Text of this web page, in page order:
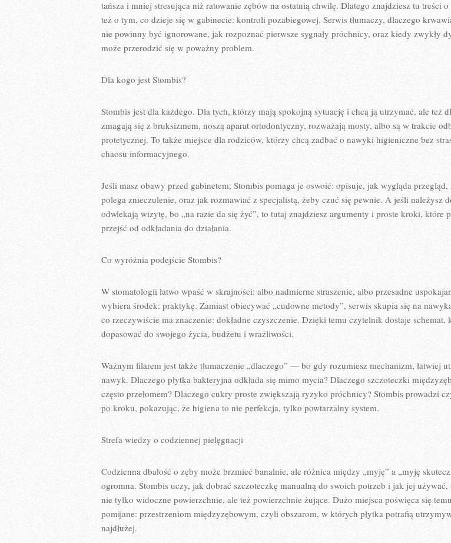
tańsza i mniej stresująca niż ratowanie zębów na ostatnią chwilę. Dlatego znajdziesz tu treści
też o tym, co dzieje się w gabinecie: kontroli pozabiegowej. Serwis tłumaczy, dlaczego
nie powinny być ignorowane, jak rozpoznać pierwsze sygnały próchnicy, oraz kiedy zwykły
może przerodzić się w poważny problem.
Dla kogo jest Stombis?
Stombis jest dla każdego. Dla tych, którzy mają spokojną sytuację i chcą ją utrzymać, ale też
zmagają się z bruksizmem, noszą aparat ortodontyczny, rozważają mosty, albo są w trakcie
protetycznej. To także miejsce dla rodziców, którzy chcą zadbać o nawyki higieniczne bez
chaosu informacyjnego.
Jeśli masz obawy przed gabinetem, Stombis pomaga je oswoić: opisuje, jak wygląda
polega znieczulenie, oraz jak rozmawiać z specjalistą, żeby czuć się pewnie. A jeśli należysz
odwlekają wizytę, bo „na razie da się żyć”, to tutaj znajdziesz argumenty i proste kroki, które
przejść od odkładania do działania.
Co wyróżnia podejście Stombis?
W stomatologii łatwo wpaść w skrajności: albo nadmierne straszenie, albo przesadne
wybiera środek: praktykę. Zamiast obiecywać „cudowne metody”, serwis skupia się na
co rzeczywiście ma znaczenie: dokładne czyszczenie. Dzięki temu czytelnik dostaje schemat,
dopasować do swojego życia, budżetu i wrażliwości.
Ważnym filarem jest także tłumaczenie „dlaczego” — bo gdy rozumiesz mechanizm, łatwiej
nawyk. Dlaczego płytka bakteryjna odkłada się mimo mycia? Dlaczego szczoteczki
często przełomem? Dlaczego cukry proste zwiększają ryzyko próchnicy? Stombis prowadzi
po kroku, pokazując, że higiena to nie perfekcja, tylko powtarzalny system.
Strefa wiedzy o codziennej pielęgnacji
Codzienna dbałość o zęby może brzmieć banalnie, ale różnica między „myję” a „myję
ogromna. Stombis uczy, jak dobrać szczoteczkę manualną do swoich potrzeb i jak jej używać,
nie tylko widoczne powierzchnie, ale też powierzchnie żujące. Dużo miejsca poświęca się
pomijane: przestrzeniom międzyzębowym, czyli obszarom, w których płytka potrafią
najdłużej.